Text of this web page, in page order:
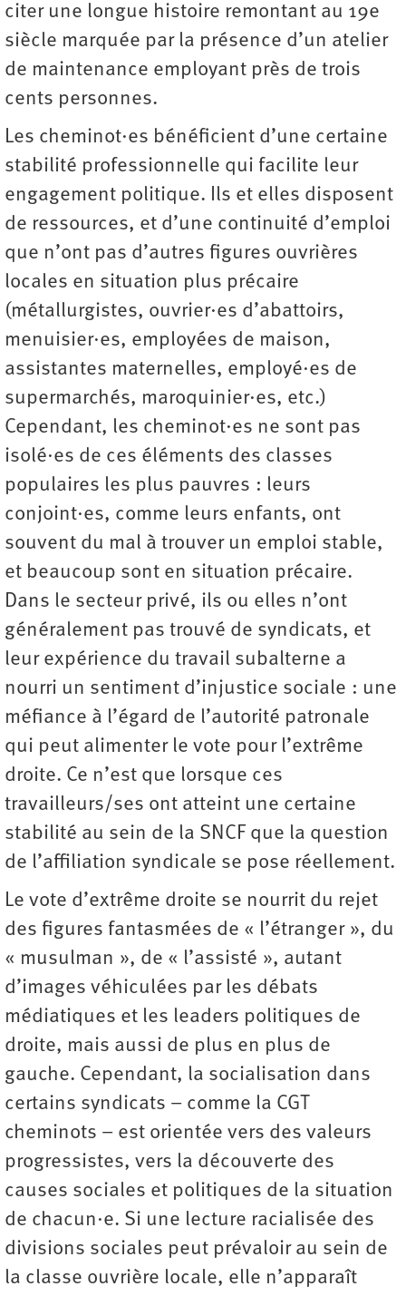
citer une longue histoire remontant au 19e
siècle marquée par la présence d’un atelier
de maintenance employant près de trois
cents personnes.
Les cheminot·es bénéficient d’une certaine
stabilité professionnelle qui facilite leur
engagement politique. Ils et elles disposent
de ressources, et d’une continuité d’emploi
que n’ont pas d’autres figures ouvrières
locales en situation plus précaire
(métallurgistes, ouvrier·es d’abattoirs,
menuisier·es, employées de maison,
assistantes maternelles, employé·es de
supermarchés, maroquinier·es, etc.)
Cependant, les cheminot·es ne sont pas
isolé·es de ces éléments des classes
populaires les plus pauvres : leurs
conjoint·es, comme leurs enfants, ont
souvent du mal à trouver un emploi stable,
et beaucoup sont en situation précaire.
Dans le secteur privé, ils ou elles n’ont
généralement pas trouvé de syndicats, et
leur expérience du travail subalterne a
nourri un sentiment d’injustice sociale : une
méfiance à l’égard de l’autorité patronale
qui peut alimenter le vote pour l’extrême
droite. Ce n’est que lorsque ces
travailleurs/ses ont atteint une certaine
stabilité au sein de la SNCF que la question
de l’affiliation syndicale se pose réellement.
Le vote d’extrême droite se nourrit du rejet
des figures fantasmées de « l’étranger », du
« musulman », de « l’assisté », autant
d’images véhiculées par les débats
médiatiques et les leaders politiques de
droite, mais aussi de plus en plus de
gauche. Cependant, la socialisation dans
certains syndicats – comme la CGT
cheminots – est orientée vers des valeurs
progressistes, vers la découverte des
causes sociales et politiques de la situation
de chacun·e. Si une lecture racialisée des
divisions sociales peut prévaloir au sein de
la classe ouvrière locale, elle n’apparaît